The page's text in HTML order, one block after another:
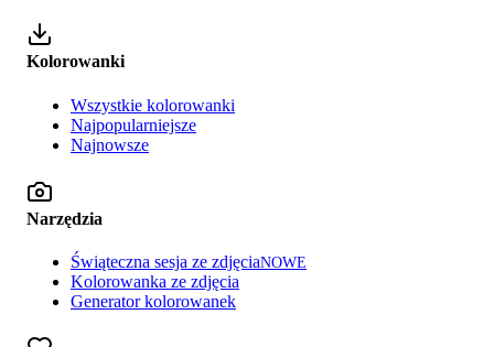
Kolorowanki
Wszystkie kolorowanki
Najpopularniejsze
Najnowsze
Narzędzia
Świąteczna sesja ze zdjęciaNOWE
Kolorowanka ze zdjęcia
Generator kolorowanek